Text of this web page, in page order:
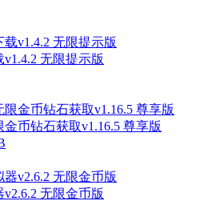
无限提示版
币钻石获取v1.16.5 尊享版
无限金币版